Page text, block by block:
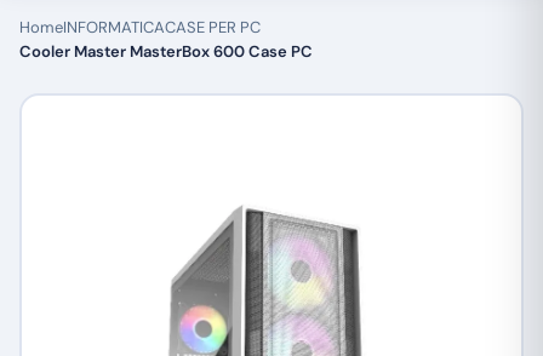
HomeINFORMATICACASE PER PC
Cooler Master MasterBox 600 Case PC